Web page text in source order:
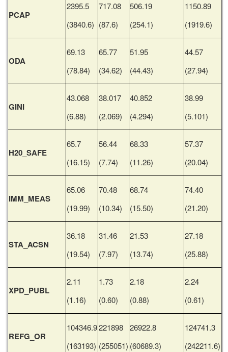
PCAP
2395.5
(3840.6)
717.08
(87.6)
506.19
(254.1)
1150.89
(1919.6)
ODA
69.13
(78.84)
65.77
(34.62)
51.95
(44.43)
44.57
(27.94)
GINI
43.068
(6.88)
38.017
(2.069)
40.852
(4.294)
38.99
(5.101)
H20_SAFE
65.7
(16.15)
56.44
(7.74)
68.33
(11.26)
57.37
(20.04)
IMM_MEAS
65.06
(19.99)
70.48
(10.34)
68.74
(15.50)
74.40
(21.20)
STA_ACSN
36.18
(19.54)
31.46
(7.97)
21.53
(13.74)
27.18
(25.88)
XPD_PUBL
2.11
(1.16)
1.73
(0.60)
2.18
(0.88)
2.24
(0.61)
REFG_OR
104346.9
(163193)
221898
(255051)
26922.8
(60689.3)
124741.3
(242211.6)